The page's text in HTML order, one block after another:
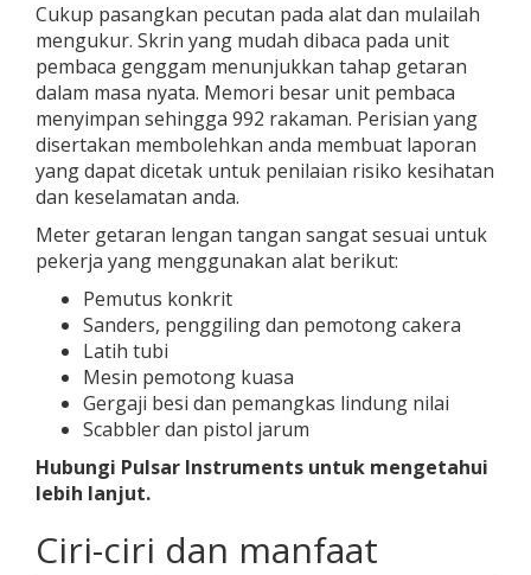
Cukup pasangkan pecutan pada alat dan mulailah
mengukur. Skrin yang mudah dibaca pada unit
pembaca genggam menunjukkan tahap getaran
dalam masa nyata. Memori besar unit pembaca
menyimpan sehingga 992 rakaman. Perisian yang
disertakan membolehkan anda membuat laporan
yang dapat dicetak untuk penilaian risiko kesihatan
dan keselamatan anda.
Meter getaran lengan tangan sangat sesuai untuk
pekerja yang menggunakan alat berikut:
Pemutus konkrit
Sanders, penggiling dan pemotong cakera
Latih tubi
Mesin pemotong kuasa
Gergaji besi dan pemangkas lindung nilai
Scabbler dan pistol jarum
Hubungi Pulsar Instruments untuk mengetahui
lebih lanjut.
Ciri-ciri dan manfaat